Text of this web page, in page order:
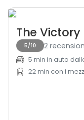
The Victory
5/10 2
5 min in auto
22 min con i